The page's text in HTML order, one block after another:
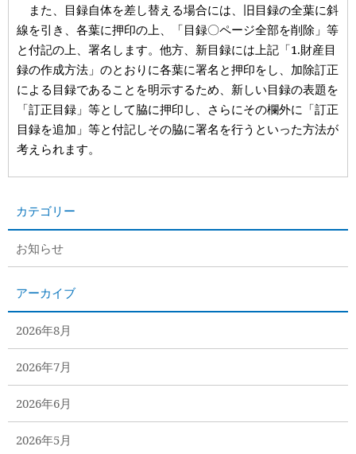
また、目録自体を差し替える場合には、旧目録の全葉に斜
線を引き、各葉に押印の上、「目録〇ページ全部を削除」等
と付記の上、署名します。他方、新目録には上記「1.財産目
録の作成方法」のとおりに各葉に署名と押印をし、加除訂正
による目録であることを明示するため、新しい目録の表題を
「訂正目録」等として脇に押印し、さらにその欄外に「訂正
目録を追加」等と付記しその脇に署名を行うといった方法が
考えられます。
カテゴリー
お知らせ
アーカイブ
2026年8月
2026年7月
2026年6月
2026年5月